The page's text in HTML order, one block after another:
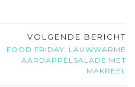
VOLGENDE BERICHT
FOOD FRIDAY: LAUWWARME
AARDAPPELSALADE MET
MAKREEL